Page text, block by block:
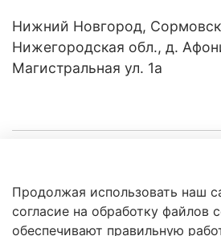
Клиентам
Нижний Новгород,
Нижегородская обл., д.
Магистральная ул. 1а
Продолжая использовать наш
согласие на обработку файлов
обеспечивают правильную